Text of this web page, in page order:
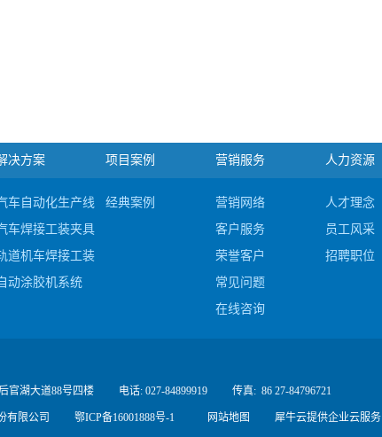
决方案
车自动化生产线集成
车焊接工装夹具及检具
道机车焊接工装及夹具
动涂胶机系统
项目案例
经典案例
营销服务
营销网络
客户服务
荣誉客户
常见问题
在线咨询
人力资源
人才理念
员工风采
招聘职位
有限公司 鄂ICP备16001888号-1 网站地图 犀牛云提供企业云服务
官湖大道88号四楼 电话: 027-84899919 传真: 86 27-84796721